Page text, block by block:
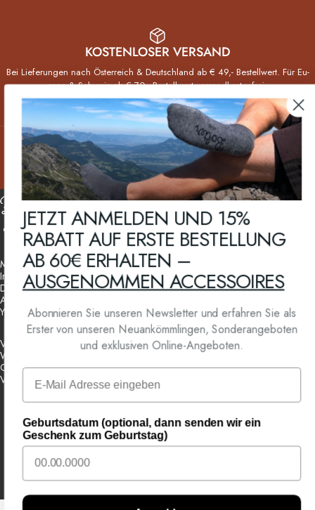
KOSTENLOSER VERSAND
Bei Lieferungen nach Öster­reich & Deutsch­land ab € 49,- Bestell­wert. Für Eu­
ropa & Schweiz ab € 70,- Bestellwert versand­kosten­frei.
Bolter Sockenmanufaktur
Facebook
Instagram
YouTube
Mein Konto
Impressum
Datenschutzerklärung
AGB
Your Privacy Choices
Versandbedingungen
Widerrufsbelehrung
Geschenkgutschein
Vertrag widerrufen
DatenschutzerklärungWiderrufsrechtAGBVersandKontaktinformationenImpressum
Land/Region
Österreich (EUR €)
JETZT ANMELDEN UND 15%
RABATT AUF ERSTE BESTELLUNG
AB 60€ ERHALTEN –
AUSGENOMMEN ACCESSOIRES
Abonnieren Sie unseren Newsletter und erfahren Sie als
Erster von unseren Neuankömmlingen, Sonderangeboten
und exklusiven Online-Angeboten.
Email
Geburtsdatum (optional, dann senden wir ein
Geschenk zum Geburtstag)